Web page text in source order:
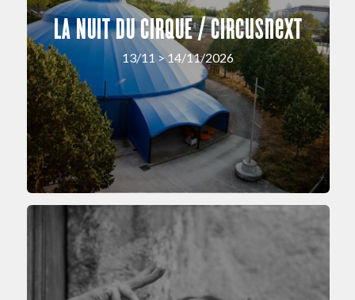
LA NUIT DU CIRQUE / circusnext
13/11 > 14/11/2026